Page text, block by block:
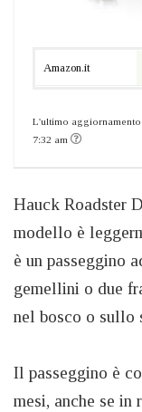
Amazon.it
L'ultimo
7:32 am
Hauck Roadster
modello è
è un passeggino
gemellini o due
nel bosco o sullo
Il passeggino è
mesi, anche se in